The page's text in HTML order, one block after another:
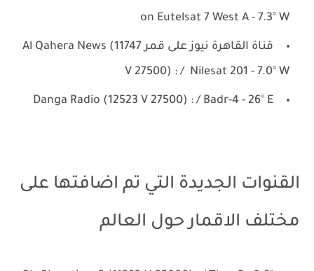
on Eutelsat 7 West A - 7.3° W
قناة القاهرة نيوز على قمر Al Qahera News (11747
V 27500) : / Nilesat 201 - 7.0° W
Danga Radio (12523 V 27500) : / Badr-4 - 26° E
القنوات الجديدة التي تم اضافتها على
مختلف الاقمار حول العالم